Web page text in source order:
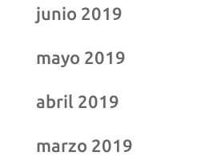
junio 2019
mayo 2019
abril 2019
marzo 2019